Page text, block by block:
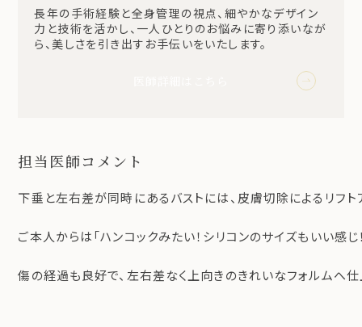
長年の手術経験と全身管理の視点、細やかなデザイン
力と技術を活かし、一人ひとりのお悩みに寄り添いなが
ら、美しさを引き出すお手伝いをいたします。
担当医師コメント
下垂と左右差が同時にあるバストには、皮膚切除によるリフ
ご本人からは「ハンコックみたい！シリコンのサイズもいい感
傷の経過も良好で、左右差なく上向きのきれいなフォルムへ